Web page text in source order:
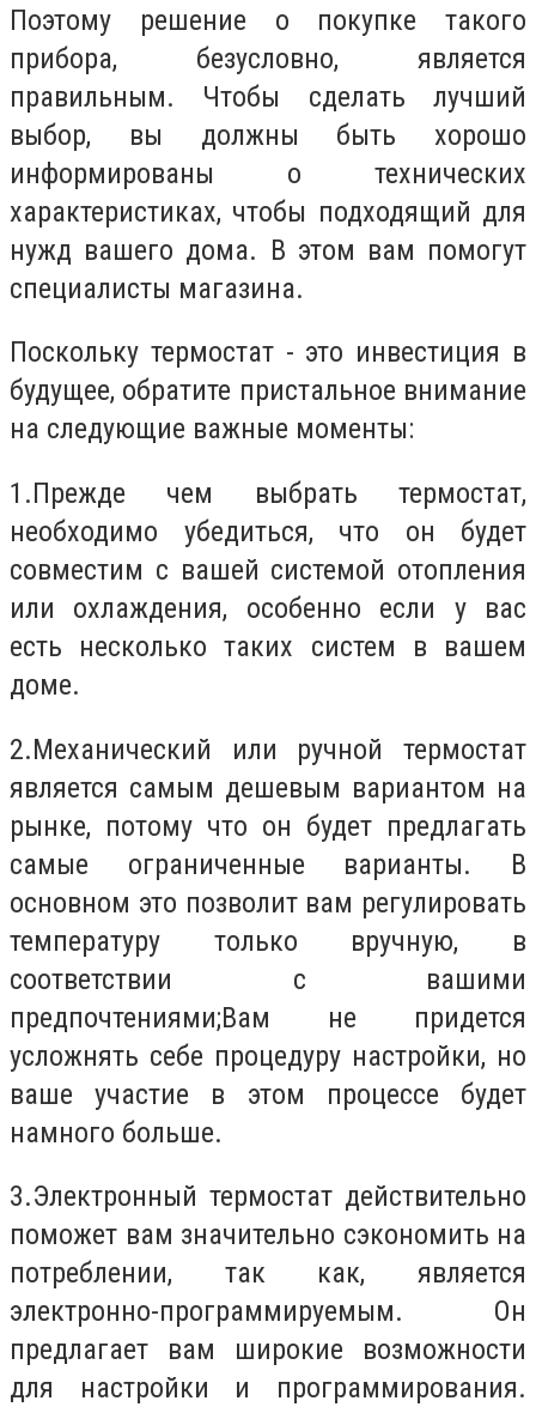
Поэтому решение о покупке такого
прибора, безусловно, является
правильным. Чтобы сделать лучший
выбор, вы должны быть хорошо
информированы о технических
характеристиках, чтобы подходящий для
нужд вашего дома. В этом вам помогут
специалисты магазина.
Поскольку термостат - это инвестиция в
будущее, обратите пристальное внимание
на следующие важные моменты:
1.Прежде чем выбрать термостат,
необходимо убедиться, что он будет
совместим с вашей системой отопления
или охлаждения, особенно если у вас
есть несколько таких систем в вашем
доме.
2.Механический или ручной термостат
является самым дешевым вариантом на
рынке, потому что он будет предлагать
самые ограниченные варианты. В
основном это позволит вам регулировать
температуру только вручную, в
соответствии с вашими
предпочтениями;Вам не придется
усложнять себе процедуру настройки, но
ваше участие в этом процессе будет
намного больше.
3.Электронный термостат действительно
поможет вам значительно сэкономить на
потреблении, так как, является
электронно-программируемым. Он
предлагает вам широкие возможности
для настройки и программирования.